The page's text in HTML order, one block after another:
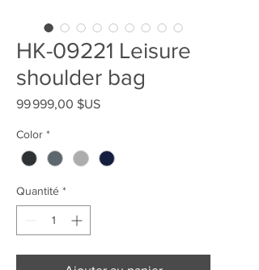
HK-09221 Leisure
shoulder bag
99 999,00 $USPrix
Color *
Quantité *